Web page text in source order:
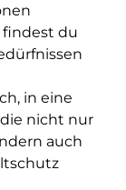
findest du
in eine
nicht nur
auch